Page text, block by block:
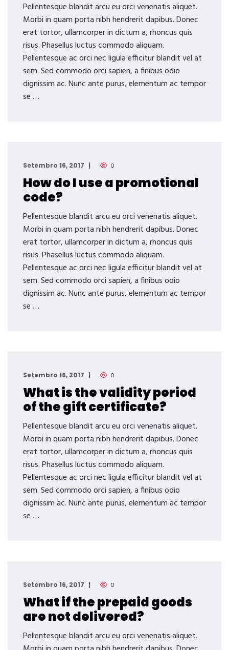
Pellentesque blandit arcu eu orci venenatis aliquet.
Morbi in quam porta nibh hendrerit dapibus. Donec
erat tortor, ullamcorper in dictum a, rhoncus quis
risus. Phasellus luctus commodo aliquam.
Pellentesque ac orci nec ligula efficitur blandit vel at
sem. Sed commodo orci sapien, a finibus odio
dignissim ac. Nunc ante purus, elementum ac tempor
se …
Setembro 16, 2017 0
How do I use a promotional
code?
Pellentesque blandit arcu eu orci venenatis aliquet.
Morbi in quam porta nibh hendrerit dapibus. Donec
erat tortor, ullamcorper in dictum a, rhoncus quis
risus. Phasellus luctus commodo aliquam.
Pellentesque ac orci nec ligula efficitur blandit vel at
sem. Sed commodo orci sapien, a finibus odio
dignissim ac. Nunc ante purus, elementum ac tempor
se …
Setembro 16, 2017 0
What is the validity period
of the gift certificate?
Pellentesque blandit arcu eu orci venenatis aliquet.
Morbi in quam porta nibh hendrerit dapibus. Donec
erat tortor, ullamcorper in dictum a, rhoncus quis
risus. Phasellus luctus commodo aliquam.
Pellentesque ac orci nec ligula efficitur blandit vel at
sem. Sed commodo orci sapien, a finibus odio
dignissim ac. Nunc ante purus, elementum ac tempor
se …
Setembro 16, 2017 0
What if the prepaid goods
are not delivered?
Pellentesque blandit arcu eu orci venenatis aliquet.